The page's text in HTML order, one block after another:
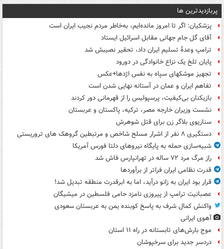
پربازدیدترین ها
پزشکیان: اگر تا امروز مانده‌ایم، به‌خاطر مردم نجیب ایران است
آقای گل جام جهانی مقابل اسرائیل ایستاد
ترامپ وعدۀ تسلیم ایران داد، تحقیر نصیبش شد
پایان تلخ یک نزاع خانوادگی در دورود
تجهیز موشکهای سپاه به نفس اژدها+عکس
تفاهم ایران و عمان در آستانه نهایی شدن است
بازیکنان بی‌کیفیت، پرسپولیس را از قهرمانی دور کردند
نشست وزیران خارجه مصر، ترکیه، پاکستان و عربستان
سناریوی بلاگر زن برای قتل شوهرش
دستگیری ۸ نفر از اشرار مسلح شاخص و مرتبطین گروهک های تروریستی
شبیه‌سازی حمله به پایگاه نیروهای دلتا فورس آمریکا
راز مرگ مرد ۷۲ ساله در تهرانپارس فاش شد
قدرت نظامی ایران فراتر از برآوردها
قرار بود ایران به زانو درآید، اما به ابرقدرت منطقه تبدیل شد!
عصبانیت ترامپ از پیروزی نامزد حامی فلسطین در میشیگان
واکنش کمال شرف به پاسخ کوبنده یمن به عربستان سعودی
آهوی ایرانی
موج بارش‌های تابستانه در راه ۱۱ استان
دردسر جدید برای سرخپوشان